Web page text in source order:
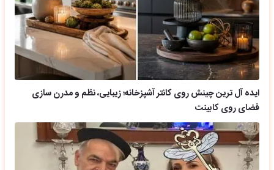
ایده آل ترین چینش روی کانتر آشپزخانه؛ زیبایی، نظم و مدرن سازی
فضای روی کابینت